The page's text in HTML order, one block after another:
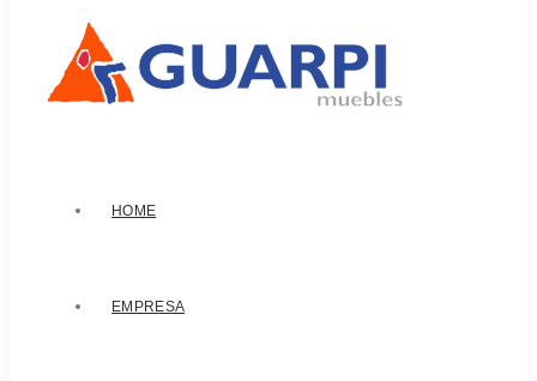
HOME
EMPRESA